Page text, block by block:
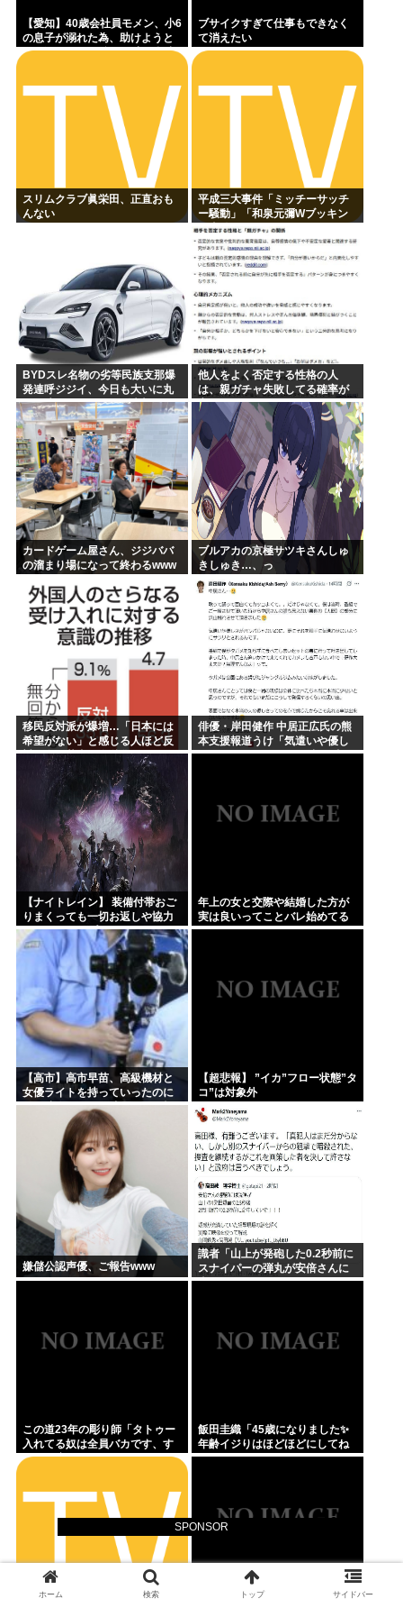
SPONSOR
【愛知】40歳会社員モメン、小6
の息子が溺れた為、助けようと
して溺れる なお息子は妻が救出
ブサイクすぎて仕事もできなく
て消えたい
スリムクラブ眞栄田、正直おも
んない
平成三大事件「ミッチーサッチ
ー騒動」「和泉元彌Wブッキン
グ事件」あとひとつは？
BYDスレ名物の劣等民族支那爆
発連呼ジジイ、今日も大いに丸
一日吠える！160レス以上
他人をよく否定する性格の人
は、親ガチャ失敗してる確率が
高いんだって
カードゲーム屋さん、ジジババ
の溜まり場になって終わるwww
ブルアカの京極サツキさんしゅ
きしゅき…、っ
移民反対派が爆増…「日本には
希望がない」と感じる人ほど反
対。進む若者の嫌儲化
俳優・岸田健作 中居正広氏の熊
本支援報道うけ「気遣いや優し
さがハンパじゃない」 中居氏と
【ナイトレイン】 装備付帯おご
りまくっても一切お返しや協力
する気がないプレイヤーいるけ
ど…
年上の女と交際や結婚した方が
実は良いってことバレ始めてる
よな
【高市】高市早苗、高級機材と
女優ライトを持っていったのに
結局映像でも不気味なトカゲ顔
になってしまう
【超悲報】 ”イカ”フロー状態”タ
コ”は対象外
嫌儲公認声優、ご報告www
識者「山上が発砲した0.2秒前に
スナイパーの弾丸が安倍さんに
当たっていた！」 これ。
この道23年の彫り師「タトゥー
入れてる奴は全員バカです、す
ごい民度低い」
飯田圭織「45歳になりました✨
年齢イジりはほどほどにしてね
」
ホーム 検索 トップ サイドバー